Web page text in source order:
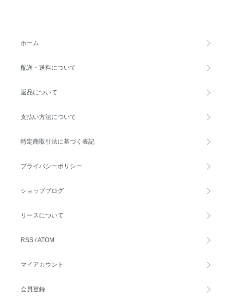
ホーム
配送・送料について
返品について
支払い方法について
特定商取引法に基づく表記
プライバシーポリシー
ショップブログ
リースについて
RSS /ATOM
マイアカウント
会員登録